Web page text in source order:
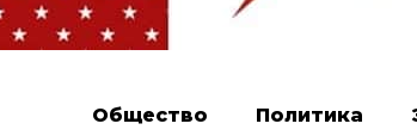
Общество Политика